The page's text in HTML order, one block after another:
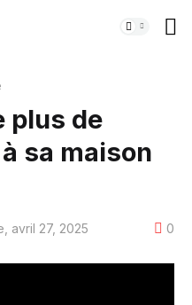
plus de
sa maison
avril 27, 2025 0